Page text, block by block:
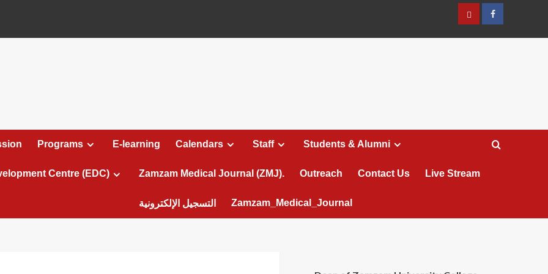
عربي Facebook
Programs E-learning Calendars Staff Students & Alumni
Centre (EDC) Zamzam Medical Journal (ZMJ). Outreach Contact Us Live Stream
التسجيل الإلكترونية Zamzam_Medical_Journal